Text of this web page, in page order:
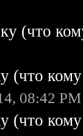
(что
(что
08:42 PM
(что